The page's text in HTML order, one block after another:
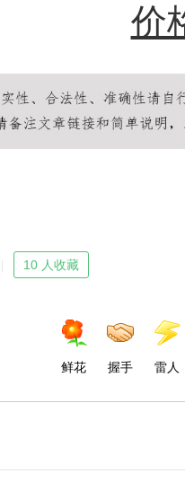
价
10 人收藏
鲜花 握手 雷人